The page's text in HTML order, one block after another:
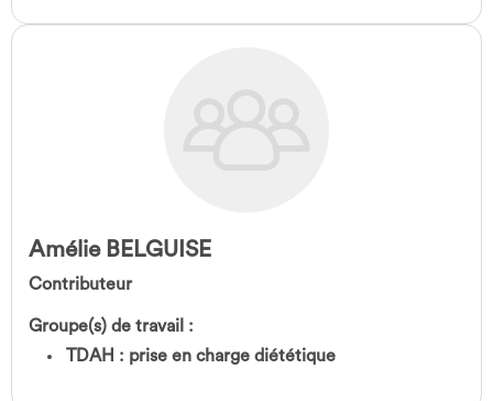
Amélie BELGUISE
Contributeur
Groupe(s) de travail :
TDAH : prise en charge diététique